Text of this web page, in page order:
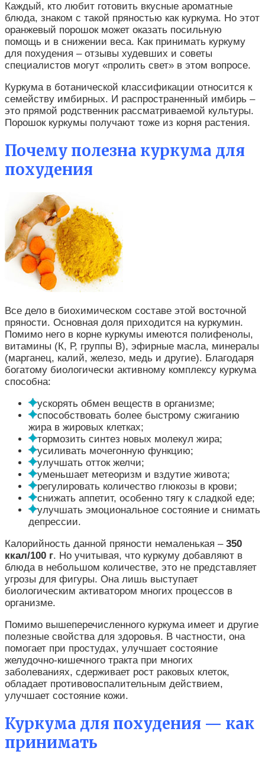
Каждый, кто любит готовить вкусные ароматные
блюда, знаком с такой пряностью как куркума. Но этот
оранжевый порошок может оказать посильную
помощь и в снижении веса. Как принимать куркуму
для похудения – отзывы худевших и советы
специалистов могут «пролить свет» в этом вопросе.
Куркума в ботанической классификации относится к
семейству имбирных. И распространенный имбирь –
это прямой родственник рассматриваемой культуры.
Порошок куркумы получают тоже из корня растения.
Почему полезна куркума для
похудения
Все дело в биохимическом составе этой восточной
пряности. Основная доля приходится на куркумин.
Помимо него в корне куркумы имеются полифенолы,
витамины (К, Р, группы В), эфирные масла, минералы
(марганец, калий, железо, медь и другие). Благодаря
богатому биологически активному комплексу куркума
способна:
ускорять обмен веществ в организме;
способствовать более быстрому сжиганию
жира в жировых клетках;
тормозить синтез новых молекул жира;
усиливать мочегонную функцию;
улучшать отток желчи;
уменьшает метеоризм и вздутие живота;
регулировать количество глюкозы в крови;
снижать аппетит, особенно тягу к сладкой еде;
улучшать эмоциональное состояние и снимать
депрессии.
Калорийность данной пряности немаленькая – 350
ккал/100 г. Но учитывая, что куркуму добавляют в
блюда в небольшом количестве, это не представляет
угрозы для фигуры. Она лишь выступает
биологическим активатором многих процессов в
организме.
Помимо вышеперечисленного куркума имеет и другие
полезные свойства для здоровья. В частности, она
помогает при простудах, улучшает состояние
желудочно-кишечного тракта при многих
заболеваниях, сдерживает рост раковых клеток,
обладает противовоспалительным действием,
улучшает состояние кожи.
Куркума для похудения — как
принимать